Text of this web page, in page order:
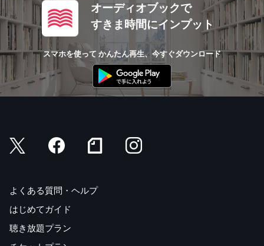
オーディオブックで
すきま時間にインプット
スマホを使って かんたん再生、今すぐダウンロード
よくある質問・ヘルプ
はじめてガイド
聴き放題プラン